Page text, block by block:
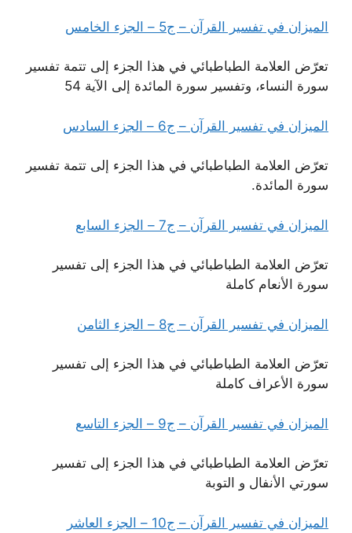
الميزان في تفسير القرآن – ج5 – الجزء الخامس
تعرّض العلامة الطباطبائي في هذا الجزء إلى تتمة تفسير
سورة النساء، وتفسير سورة المائدة إلى الآية 54
الميزان في تفسير القرآن – ج6 – الجزء السادس
تعرّض العلامة الطباطبائي في هذا الجزء إلى تتمة تفسير
سورة المائدة.
الميزان في تفسير القرآن – ج7 – الجزء السابع
تعرّض العلامة الطباطبائي في هذا الجزء إلى تفسير
سورة الأنعام كاملة
الميزان في تفسير القرآن – ج8 – الجزء الثامن
تعرّض العلامة الطباطبائي في هذا الجزء إلى تفسير
سورة الأعراف كاملة
الميزان في تفسير القرآن – ج9 – الجزء التاسع
تعرّض العلامة الطباطبائي في هذا الجزء إلى تفسير
سورتي الأنفال و التوبة
الميزان في تفسير القرآن – ج10 – الجزء العاشر